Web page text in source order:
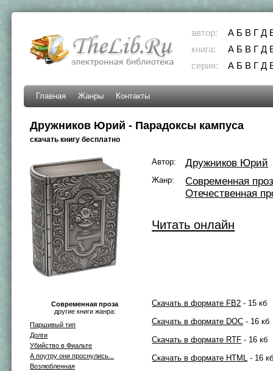
автор: А Б В Г Д
книга:
А Б В Г Д
серия:
А Б В Г Д
Главная Жанры Контакты
Дружников Юрий - Парадоксы кампуса
скачать книгу бесплатно
Современная проза
другие книги жанра:
Паршивый тип
Долги
Убийство в Фиальте
А поутру они проснулись...
Возлюбленная
Автор: Дружников Юрий
Жанр:
Современная
Отечественная
Читать онлайн
Скачать в формате FB2 - 15 кб
Скачать в формате DOC - 16 кб
Скачать в формате RTF - 16 кб
Скачать в формате HTML - 16